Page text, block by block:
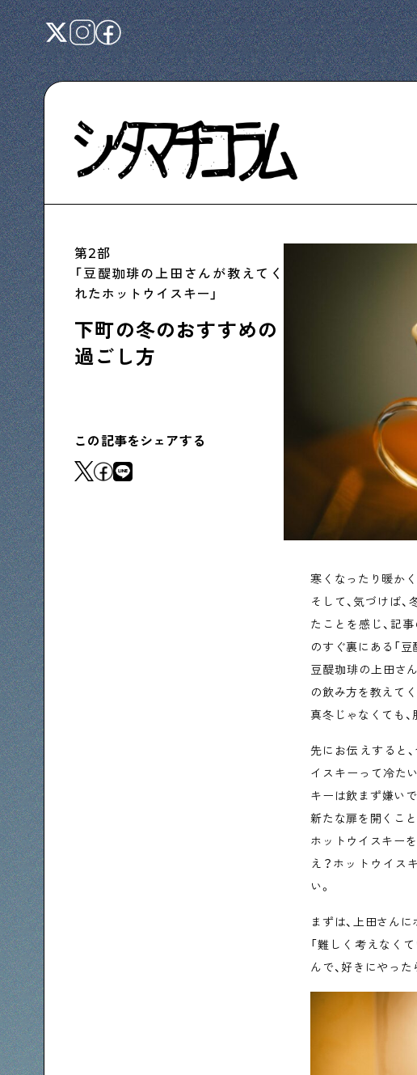
Shitamachi NUDIE
下町日記
下町に暮らす人たちに日記を書いてもらいま
シタマチコウベについて 下町START
第2部
「豆醍珈琲の上田さんが教えてく
れたホットウイスキー」
下町の冬のおすすめの
過ごし方
この記事をシェアする
寒くなったり暖か
そして、気づけば
たことを感じ、記
のすぐ裏にある「豆
豆醍珈琲の上田さ
の飲み方を教えてく
真冬じゃなくても
先にお伝えすると
イスキーって冷た
キーは飲まず嫌い
新たな扉を開くこ
ホットウイスキー
え？ホットウイス
い。
まずは、上田さん
「難しく考えなく
んで、好きにやった